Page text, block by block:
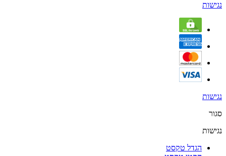
נגישות
נגישות
סגור
נגישות
הגדל טקסט